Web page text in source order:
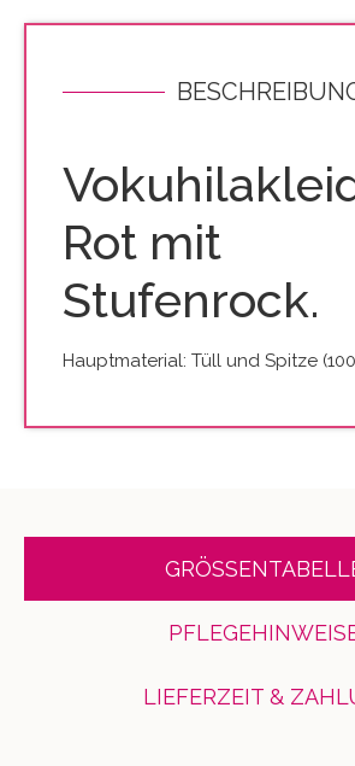
Rot mit
Stufenrock.
Hauptmaterial: Tüll und Spitze
GRÖSSENTABELLE
LIEFERZEIT &